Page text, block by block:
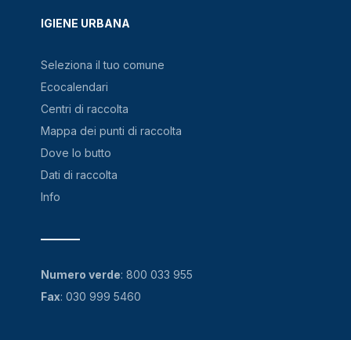
IGIENE URBANA
Seleziona il tuo comune
Ecocalendari
Centri di raccolta
Mappa dei punti di raccolta
Dove lo butto
Dati di raccolta
Info
Numero verde: 800 033 955
Fax: 030 999 5460